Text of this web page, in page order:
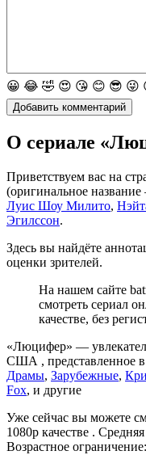
😀 😂 🤣 😍 😘 😊 😎 😜
О сериале
Приветствуем вас на
(оригинальное
Луис Шоу Милито,
Эгилссон.
Здесь вы найдёте
оценки зрителей.
На нашем сайте
смотреть сериал
качестве, без
«Люцифер» —
США , представленное в
Драмы, Зарубежные,
Fox, и другие
Уже сейчас вы можете
1080p качестве .
Возрастное